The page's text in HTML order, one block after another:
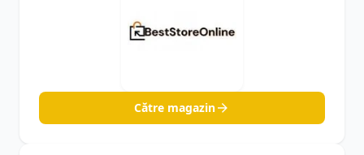
Către magazin